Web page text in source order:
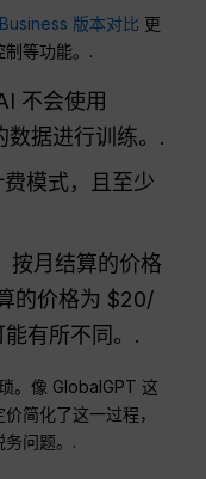
版本对比 更
等功能。.
不会使用
数据进行训练。.
模式，且至少
按月结算的价格
的价格为 $20/
有所不同。.
。像 GlobalGPT 这
简化了这一过程，
问题。.